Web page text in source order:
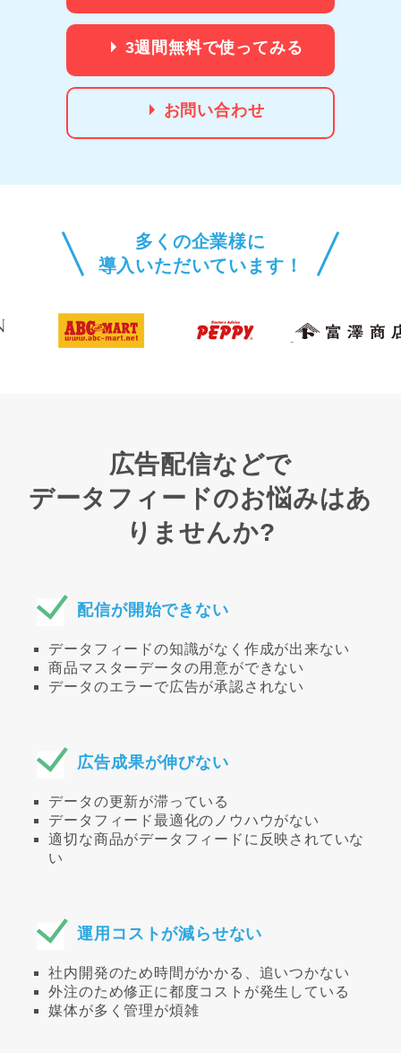
3週間無料で使ってみる
お問い合わせ
多くの企業様に
導入いただいています！
広告配信などで
データフィードのお悩みはあ
りませんか?
配信が開始できない
データフィードの知識がなく作成が出来ない
商品マスターデータの用意ができない
データのエラーで広告が承認されない
広告成果が伸びない
データの更新が滞っている
データフィード最適化のノウハウがない
適切な商品がデータフィードに反映されていな
い
運用コストが減らせない
社内開発のため時間がかかる、追いつかない
外注のため修正に都度コストが発生している
媒体が多く管理が煩雑